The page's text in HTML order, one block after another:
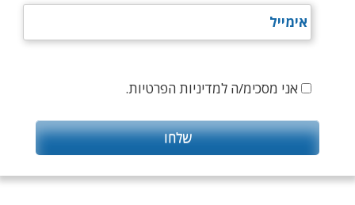
אני מסכימ/ה למדיניות הפרטיות.